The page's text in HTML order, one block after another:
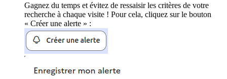
Gagnez du temps et évitez de ressaisir les critères de votre
recherche à chaque visite ! Pour cela, cliquez sur le bouton
« Créer une alerte » :